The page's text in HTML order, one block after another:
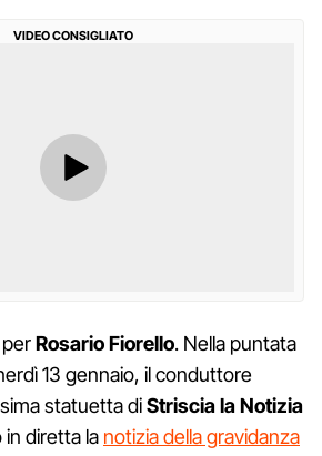
VIDEO CONSIGLIATO
perRosario Fiorello. Nella puntata
13 gennaio, il conduttore
statuetta diStriscia la Notizia
in diretta la notizia della gravidanza